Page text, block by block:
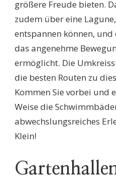
größere Freude bieten.
zudem über eine
entspannen können,
das angenehme
ermöglicht. Die
die besten Routen zu
Kommen Sie vorbei und
Weise die
abwechslungsreiches
Klein!